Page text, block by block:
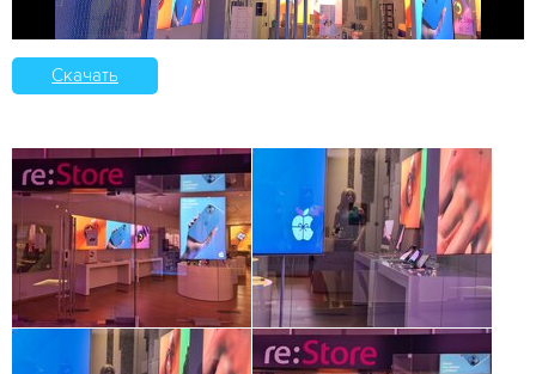
Скачать